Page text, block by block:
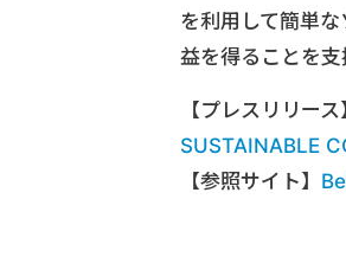
を利用して簡単
益を得ることを支
【プレスリリース
SUSTAINABLE
【参照サイト】